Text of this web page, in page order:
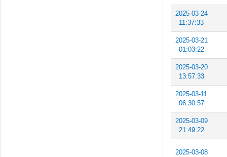
2025-03-24
11:37:33
2025-03-21
01:03:22
2025-03-20
13:57:33
2025-03-11
06:30:57
2025-03-09
21:49:22
2025-03-08